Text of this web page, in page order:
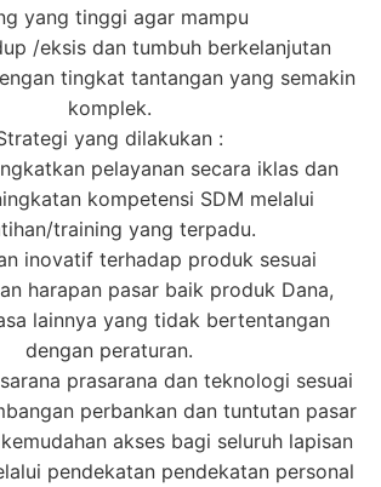
yang tinggi agar mampu
/eksis dan tumbuh berkelanjutan
tingkat tantangan yang semakin
komplek.
yang dilakukan :
pelayanan secara iklas dan
kompetensi SDM melalui
training yang terpadu.
inovatif terhadap produk sesuai
harapan pasar baik produk Dana,
lainnya yang tidak bertentangan
dengan peraturan.
prasarana dan teknologi sesuai
perbankan dan tuntutan pasar
akses bagi seluruh lapisan
pendekatan pendekatan personal